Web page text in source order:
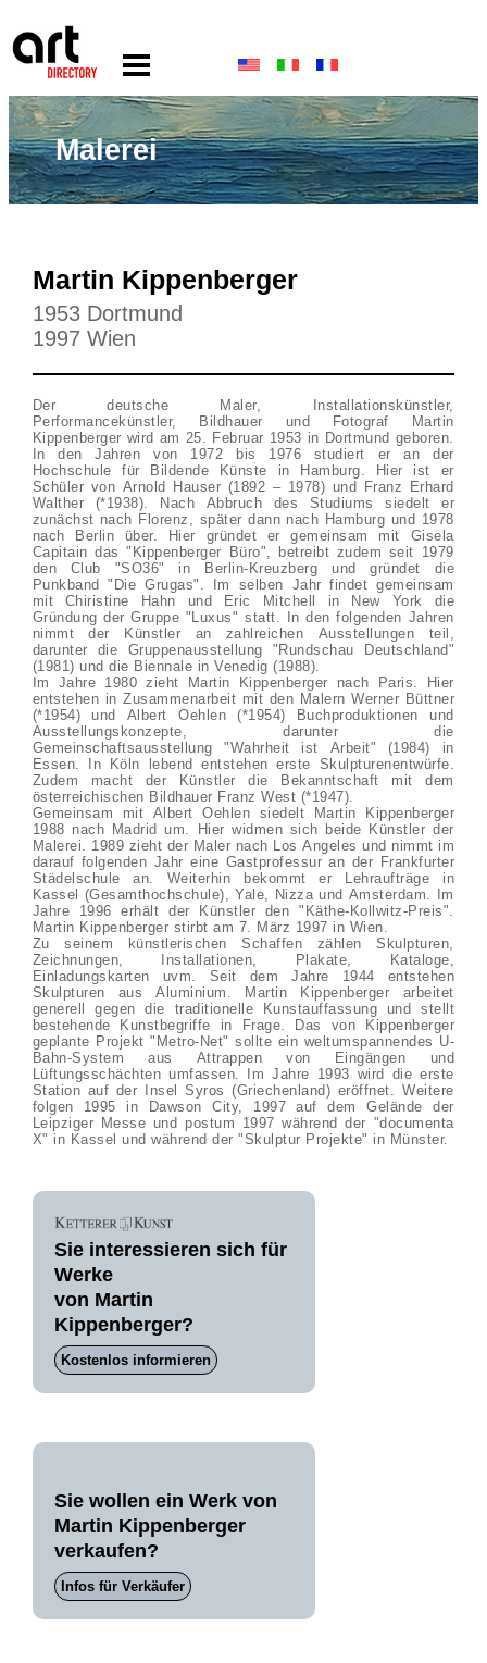
Malerei
Martin Kippenberger
1953 Dortmund
1997 Wien
Der deutsche Maler, Installationskünstler,
Performancekünstler, Bildhauer und Fotograf Martin
Kippenberger wird am 25. Februar 1953 in Dortmund geboren.
In den Jahren von 1972 bis 1976 studiert er an der
Hochschule für Bildende Künste in Hamburg. Hier ist er
Schüler von Arnold Hauser (1892 – 1978) und Franz Erhard
Walther (*1938). Nach Abbruch des Studiums siedelt er
zunächst nach Florenz, später dann nach Hamburg und 1978
nach Berlin über. Hier gründet er gemeinsam mit Gisela
Capitain das "Kippenberger Büro", betreibt zudem seit 1979
den Club "SO36" in Berlin-Kreuzberg und gründet die
Punkband "Die Grugas". Im selben Jahr findet gemeinsam
mit Chiristine Hahn und Eric Mitchell in New York die
Gründung der Gruppe "Luxus" statt. In den folgenden Jahren
nimmt der Künstler an zahlreichen Ausstellungen teil,
darunter die Gruppenausstellung "Rundschau Deutschland"
(1981) und die Biennale in Venedig (1988).
Im Jahre 1980 zieht Martin Kippenberger nach Paris. Hier
entstehen in Zusammenarbeit mit den Malern Werner Büttner
(*1954) und Albert Oehlen (*1954) Buchproduktionen und
Ausstellungskonzepte, darunter die
Gemeinschaftsausstellung "Wahrheit ist Arbeit" (1984) in
Essen. In Köln lebend entstehen erste Skulpturenentwürfe.
Zudem macht der Künstler die Bekanntschaft mit dem
österreichischen Bildhauer Franz West (*1947).
Gemeinsam mit Albert Oehlen siedelt Martin Kippenberger
1988 nach Madrid um. Hier widmen sich beide Künstler der
Malerei. 1989 zieht der Maler nach Los Angeles und nimmt im
darauf folgenden Jahr eine Gastprofessur an der Frankfurter
Städelschule an. Weiterhin bekommt er Lehraufträge in
Kassel (Gesamthochschule), Yale, Nizza und Amsterdam. Im
Jahre 1996 erhält der Künstler den "Käthe-Kollwitz-Preis".
Martin Kippenberger stirbt am 7. März 1997 in Wien.
Zu seinem künstlerischen Schaffen zählen Skulpturen,
Zeichnungen, Installationen, Plakate, Kataloge,
Einladungskarten uvm. Seit dem Jahre 1944 entstehen
Skulpturen aus Aluminium. Martin Kippenberger arbeitet
generell gegen die traditionelle Kunstauffassung und stellt
bestehende Kunstbegriffe in Frage. Das von Kippenberger
geplante Projekt "Metro-Net" sollte ein weltumspannendes U-
Bahn-System aus Attrappen von Eingängen und
Lüftungsschächten umfassen. Im Jahre 1993 wird die erste
Station auf der Insel Syros (Griechenland) eröffnet. Weitere
folgen 1995 in Dawson City, 1997 auf dem Gelände der
Leipziger Messe und postum 1997 während der "documenta
X" in Kassel und während der "Skulptur Projekte" in Münster.
Sie interessieren sich für
Werke
von Martin
Kippenberger?
Kostenlos informieren
Sie wollen ein Werk von
Martin Kippenberger
verkaufen?
Infos für Verkäufer